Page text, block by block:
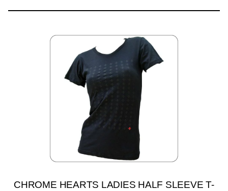
CHROME HEARTS LADIES HALF SLEEVE T-